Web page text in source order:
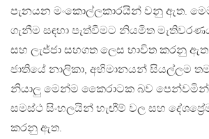
පැනයන මංකොල්ලකාරයින් වනු ඇත.
ගැනීම සඳහා පැත්වීමට නියමිත
සහ ලැජ්ජා සහගත ලෙස භාවිත කරනු
ජාතියේ නාලිකා, අභිමානයන් සියල්ලම
නියාලු මෙන්ම කෛරාටක බව පෙන්වමින්
සමස්ථ සිංහලයින් හැඟීම් වල සහ
කරනු ඇත.